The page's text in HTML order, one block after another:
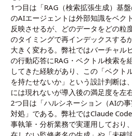
1つ目は「RAG（検索拡張生成）基
のAIエージェントは外部知識をベク
反映させるが、どのデータをどの粒
のタイミングで再インデックスする
大きく変わる。弊社ではバーチャル
の行動応答にRAG・ベクトル検索を
してきた経験があり、この「ベクト
を持たせないか」という設計判断は
には現れないが導入後の満足度を左
2つ目は「ハルシネーション（AIの
対処」である。弊社ではClaude
事執筆・分析業務で実運用しており